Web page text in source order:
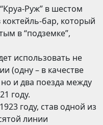
Руж” в шестом
бар, который
в “подземке”,
использовать не
(одну – в качестве
и два поезда между
году.
году, став одной из
линии